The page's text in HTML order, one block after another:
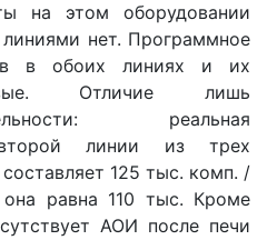
на этом оборудовании
нет. Программное
в обоих линиях и их
Отличие лишь
реальная
второй линии из трех
125 тыс. комп. /
равна 110 тыс. Кроме
АОИ после печи